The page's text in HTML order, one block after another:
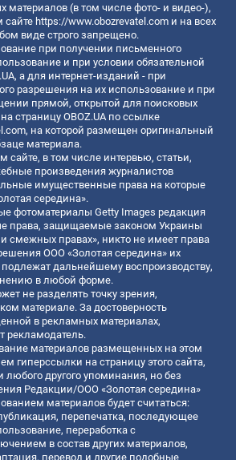
материалов (в том числе фото- и видео-),
сайте https://www.obozrevatel.com и на всех
виде строго запрещено.
при получении письменного
и при условии обязательной
а для интернет-изданий - при
разрешения на их использование и при
прямой, открытой для поисковых
страницу OBOZ.UA по ссылке
, на которой размещен оригинальный
материала.
сайте, в том числе интервью, статьи,
произведения журналистов
имущественные права на которые
середина».
фотоматериалы Getty Images редакция
права, защищаемые законом Украины
и смежных правах», никто не имеет права
ООО «Золотая середина» их
дальнейшему воспроизводству,
в любой форме.
не разделять точку зрения,
материале. За достоверность
в рекламных материалах,
рекламодатель.
материалов размещенных на этом
гиперссылки на страницу этого сайта,
любого другого упоминания, но без
Редакции/ООО «Золотая середина»
материалов будет считаться:
перепечатка, последующее
переработка с
в состав других материалов,
перевод и другие подобные